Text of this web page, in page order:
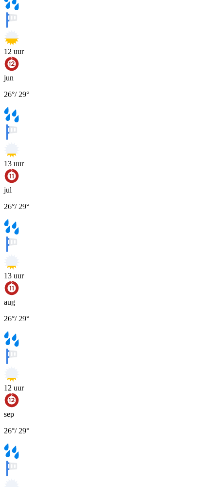
12 uur
jun
26°/ 29°
13 uur
jul
26°/ 29°
13 uur
aug
26°/ 29°
12 uur
sep
26°/ 29°